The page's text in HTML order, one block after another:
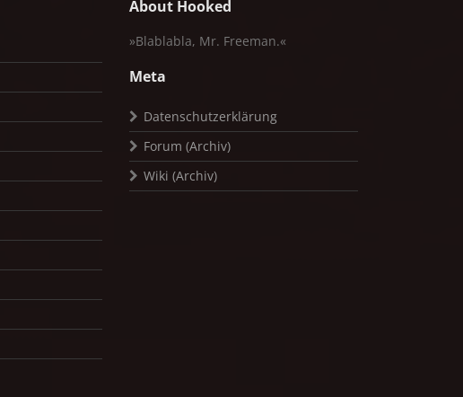
About Hooked
»Blablabla, Mr. Freeman.«
Meta
Datenschutzerklärung
Forum (Archiv)
Wiki (Archiv)